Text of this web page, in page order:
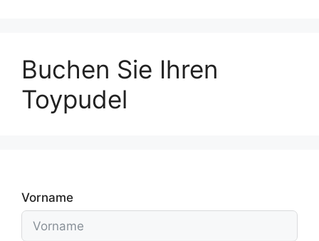
Buchen Sie Ihren
Toypudel
Vorname